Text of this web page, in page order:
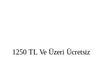
1250 TL Ve Üzeri Ücretsiz